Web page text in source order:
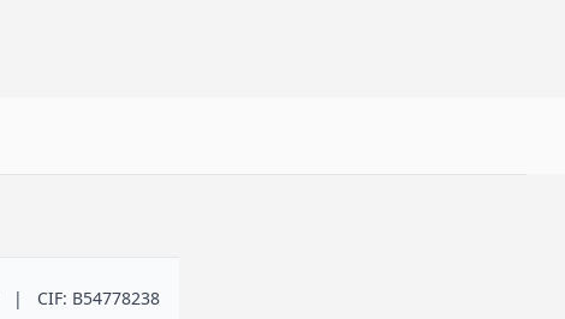
| CIF: B54778238